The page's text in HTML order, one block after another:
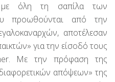
με όλη τη σαπίλα των
προωθούνται από την
αποτέλεσαν
για την είσοδό τους
Με την πρόφαση της
απόψεων» της